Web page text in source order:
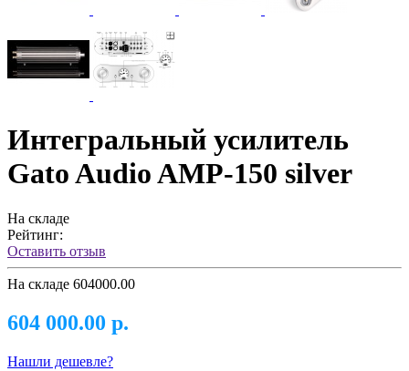
Интегральный усилитель
Gato Audio AMP-150 silver
На складе
Рейтинг:
Оставить отзыв
На складе 604000.00
604 000.00 р.
Нашли дешевле?